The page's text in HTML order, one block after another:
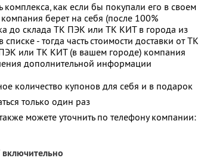
комплекса, как если бы покупали его в своем
берет на себя (после 100%
до склада ТК ПЭК или ТК КИТ в города из
- тогда часть стоимости доставки от ТК
или ТК КИТ (в вашем городе) компания
дополнительной информации
количество купонов для себя и в подарок
только один раз
можете уточнить по телефону компании: